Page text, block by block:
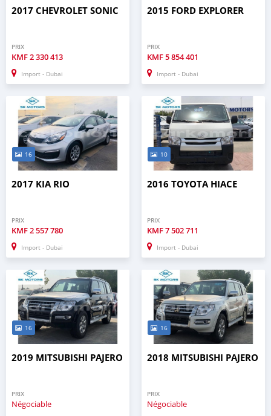
2017 CHEVROLET SONIC
PRIX
KMF2 330 413
Import - Dubai
2015 FORD EXPLORER
PRIX
KMF5 854 401
Import - Dubai
16
2017 KIA RIO
PRIX
KMF2 557 780
Import - Dubai
10
2016 TOYOTA HIACE
PRIX
KMF7 502 711
Import - Dubai
16
2019 MITSUBISHI PAJERO
PRIX
Négociable
16
2018 MITSUBISHI PAJERO
PRIX
Négociable